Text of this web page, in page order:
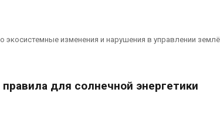
экосистемные изменения и нарушения в управлении
для солнечной энергетики